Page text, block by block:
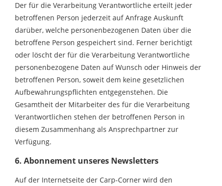
Der für die Verarbeitung Verantwortliche erteilt jeder
betroffenen Person jederzeit auf Anfrage Auskunft
darüber, welche personenbezogenen Daten über die
betroffene Person gespeichert sind. Ferner berichtigt
oder löscht der für die Verarbeitung Verantwortliche
personenbezogene Daten auf Wunsch oder Hinweis der
betroffenen Person, soweit dem keine gesetzlichen
Aufbewahrungspflichten entgegenstehen. Die
Gesamtheit der Mitarbeiter des für die Verarbeitung
Verantwortlichen stehen der betroffenen Person in
diesem Zusammenhang als Ansprechpartner zur
Verfügung.
6. Abonnement unseres Newsletters
Auf der Internetseite der Carp-Corner wird den